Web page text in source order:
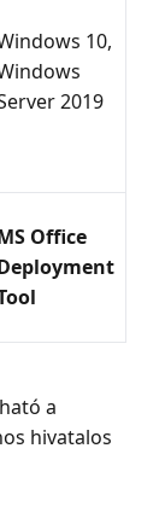
10,
2019
Office
a
hivatalos